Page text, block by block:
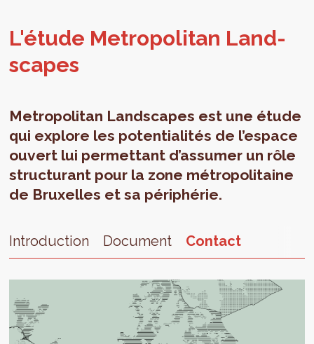
L'é­tude Metro­po­li­tan Land­
scapes
Metropolitan Landscapes est une étude
qui explore les potentialités de l’espace
ouvert lui permettant d’assumer un rôle
structurant pour la zone métropolitaine
de Bruxelles et sa périphérie.
Introduction Document Contact